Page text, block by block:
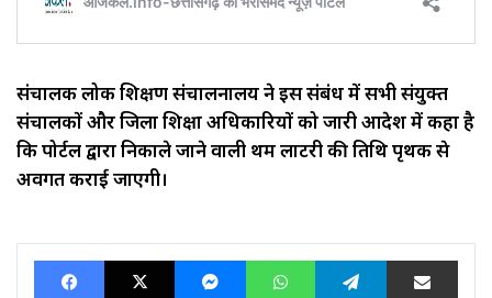
संचालक लोक शिक्षण संचालनालय ने इस संबंध में सभी संयुक्त
संचालकों और जिला शिक्षा अधिकारियों को जारी आदेश में कहा है
कि पोर्टल द्वारा निकाले जाने वाली प्रथम लाटरी की तिथि पृथक से
अवगत कराई जाएगी।
FacebookX MessengerWhatsAppTelegram Share via